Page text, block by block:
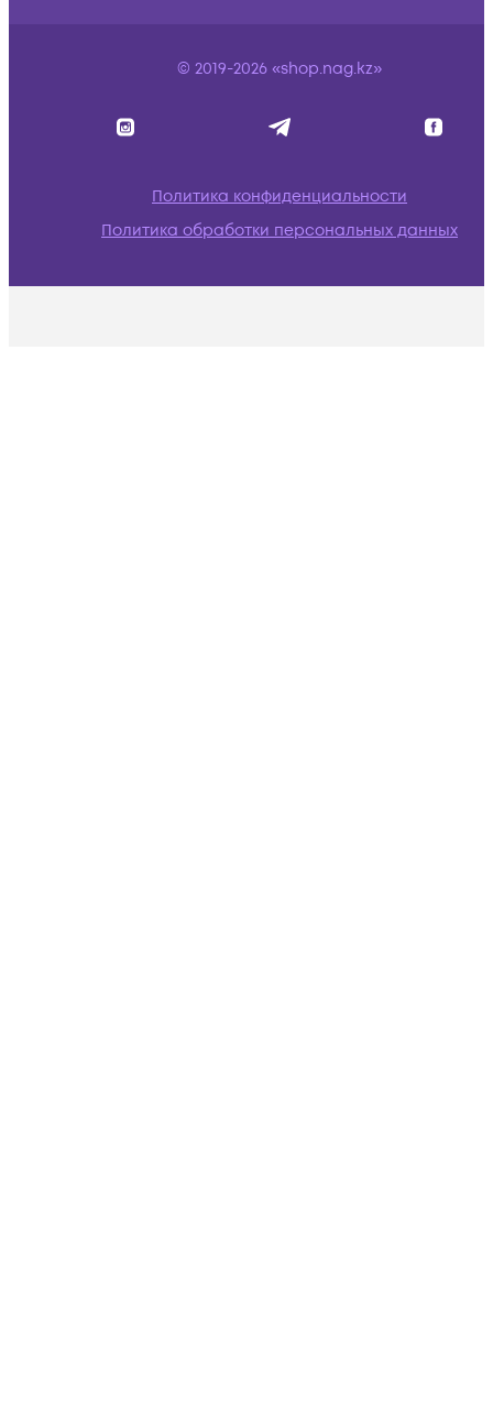
© 2019-2026 «shop.nag.kz»
Политика конфиденциальности
Политика обработки персональных данных